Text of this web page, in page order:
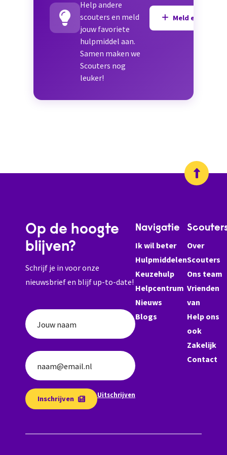
Help andere
scouters en meld
jouw favoriete
hulpmiddel aan.
Samen maken we
Scouters nog
leuker!
Meld een
Op de hoogte
blijven?
Schrijf je in voor onze
nieuwsbrief en blijf up-to-date!
Jouw naam
naam@email.nl
Inschrijven Uitschrijven
Navigatie
Ik wil beter
Hulpmiddelen
Keuzehulp
Helpcentrum
Nieuws
Blogs
Over
Scouters
Ons team
Vrienden
van
Help ons
ook
Zakelijk
Contact